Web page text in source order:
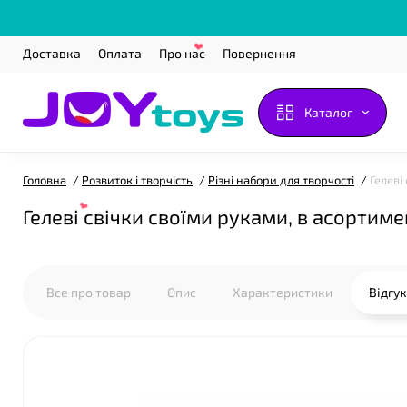
Доставка Оплата Про нас Повернення
Каталог
Головна Розвиток і творчість Різні набори для творчості
Гелеві свічки своїми руками, в
Все про товар Опис Характеристики